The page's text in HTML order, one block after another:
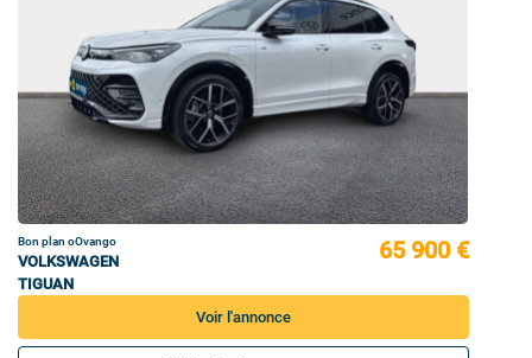
Bon plan oOvango
VOLKSWAGEN
TIGUAN
65 900 €
Voir l'annonce